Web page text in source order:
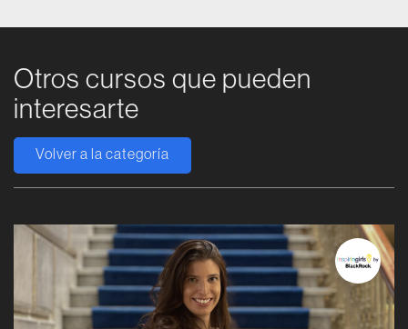
Otros cursos que pueden
interesarte
Volver a la categoría